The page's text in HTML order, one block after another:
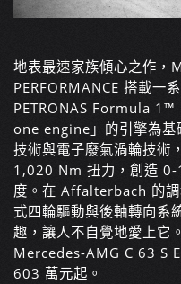
地表最速家族傾心之作，
PERFORMANCE 搭載一
PETRONAS Formula
one engine」的引擎為基
技術與電子廢氣渦輪技術
1,020 Nm 扭力，創造
度。在 Affalterbach 的
式四輪驅動與後軸轉向系
趣，讓人不自覺地愛上它
Mercedes-AMG C 63 S
603 萬元起。